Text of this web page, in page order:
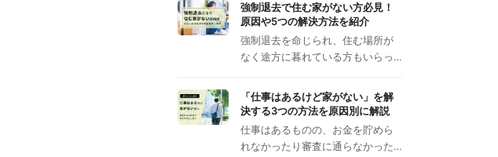
強制退去で住む家がない方必見！
原因や5つの解決方法を紹介
強制退去を命じられ、住む場所が
なく途方に暮れている方もいらっ…
「仕事はあるけど家がない」を解
決する3つの方法を原因別に解説
仕事はあるものの、お金を貯めら
れなかったり審査に通らなかった…